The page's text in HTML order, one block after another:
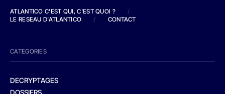
ATLANTICO C'EST QUI, C'EST QUOI ?
/
LE RESEAU D'ATLANTICO
/ CONTACT
CATEGORIES
DECRYPTAGES
DOSSIERS